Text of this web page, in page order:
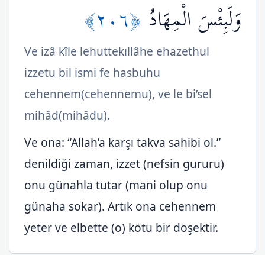
وَلَبِئْسَ الْمِهَادُ ﴿٢٠٦﴾
Ve izâ kîle lehuttekıllâhe ehazethul
izzetu bil ismi fe hasbuhu
cehennem(cehennemu), ve le bi’sel
mihâd(mihâdu).
Ve ona: “Allah’a karşı takva sahibi ol.”
denildiği zaman, izzet (nefsin gururu)
onu günahla tutar (mani olup onu
günaha sokar). Artık ona cehennem
yeter ve elbette (o) kötü bir döşektir.